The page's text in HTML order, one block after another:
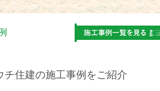
住建の施工事例をご紹介